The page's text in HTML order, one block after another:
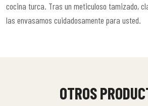
cocina turca. Tras un meticuloso tamizado,
las envasamos cuidadosamente para usted.
OTROS